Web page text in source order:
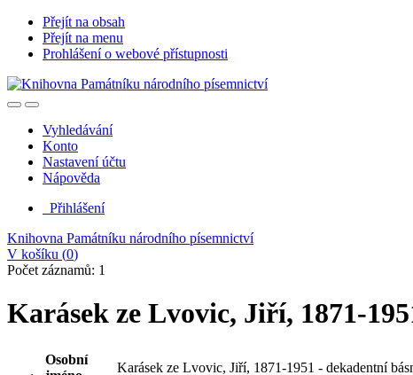
Přejít na obsah
Přejít na menu
Prohlášení o webové přístupnosti
Vyhledávání
Konto
Nastavení účtu
Nápověda
Přihlášení
Knihovna Památníku národního písemnictví
V košíku (0)
Počet záznamů: 1
Karásek ze Lvovic, Jiří, 1871-
Osobní
Karásek ze Lvovic, Jiří, 1871-1951 - dekadentní